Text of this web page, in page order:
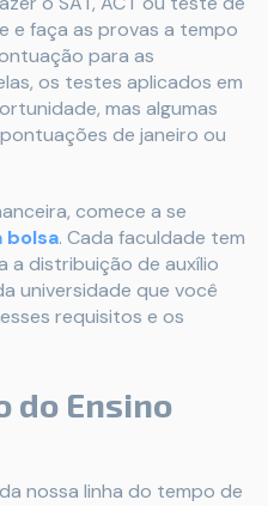
e faça as provas a tempo
para as
os testes aplicados em
mas algumas
de janeiro ou
comece a se
bolsa. Cada faculdade tem
a distribuição de auxílio
universidade que você
requisitos e os
do Ensino
nossa linha do tempo de